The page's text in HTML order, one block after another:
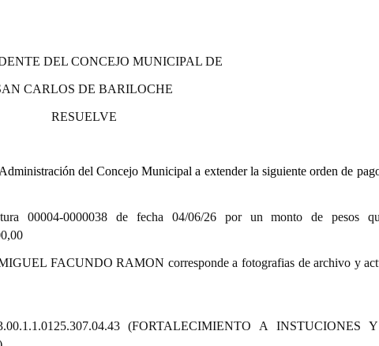
DEL CONCEJO MUNICIPAL DE
CARLOS DE BARILOCHE
RESUELVE
del Concejo Municipal a extender la siguiente orden de
00004-0000038 de fecha 04/06/26 por un monto de pesos
FACUNDO RAMON corresponde a fotografias de archivo y
(FORTALECIMIENTO A INSTUCIONES